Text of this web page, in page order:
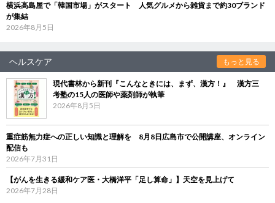
横浜高島屋で「韓国市場」がスタート 人気グルメから雑貨まで約30ブランド
が集結
2026年8月5日
ヘルスケア もっと見る
現代書林から新刊『こんなときには、まず、漢方！』 漢方三
考塾の15人の医師や薬剤師が執筆
2026年8月5日
重症筋無力症への正しい知識と理解を 8月8日広島市で公開講座、オンライン
配信も
2026年7月31日
【がんを生きる緩和ケア医・大橋洋平「足し算命」】天空を見上げて
2026年7月28日